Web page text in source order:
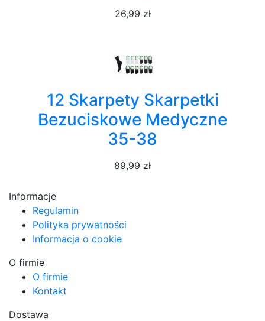
26,99 zł
12 Skarpety Skarpetki
Bezuciskowe Medyczne
35-38
89,99 zł
Informacje
Regulamin
Polityka prywatności
Informacja o cookie
O firmie
O firmie
Kontakt
Dostawa